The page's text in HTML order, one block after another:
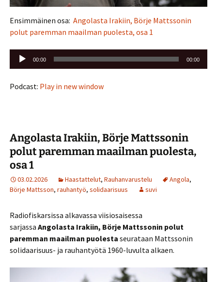
Ensimmäinen osa: Angolasta Irakiin, Börje Mattssonin
polut paremman maailman puolesta, osa 1
Äänitoistin
00:00 00:00
Podcast: Play in new window
Angolasta Irakiin, Börje Mattssonin
polut paremman maailman puolesta,
osa 1
03.02.2026 Haastattelut, Rauhanvarustelu Angola,
Börje Mattsson, rauhantyö, solidaarisuus suvi
Radiofiskarsissa alkavassa viisiosaisessa
sarjassa Angolasta Irakiin, Börje Mattssonin polut
paremman maailman puolesta seurataan Mattssonin
solidaarisuus- ja rauhantyötä 1960-luvulta alkaen.